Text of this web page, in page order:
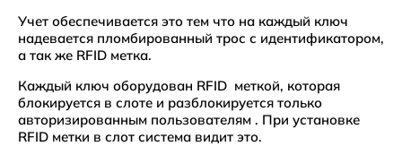
Учет обеспечивается это тем что на каждый ключ
надевается пломбированный трос с идентификатором,
а так же RFID метка.
Каждый ключ оборудован RFID меткой, которая
блокируется в слоте и разблокируется только
авторизированным пользователям . При установке
RFID метки в слот система видит это.